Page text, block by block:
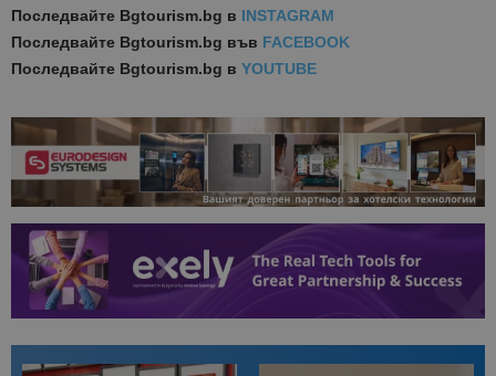
Последвайте Bgtourism.bg в INSTAGRAM
Последвайте Bgtourism.bg във FACEBOOK
Последвайте Bgtourism.bg в YOUTUBE